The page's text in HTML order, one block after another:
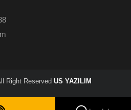
Right Reserved US YAZILIM